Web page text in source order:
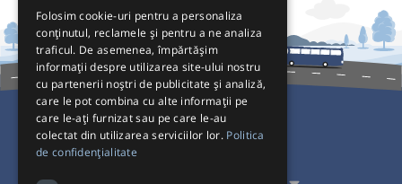
Pentru Călători
Folosim cookie-uri pentru a personaliza
conținutul, reclamele și pentru a ne analiza
traficul. De asemenea, împărtășim
informații despre utilizarea site-ului nostru
cu partenerii noștri de publicitate și analiză,
care le pot combina cu alte informații pe
care le-ați furnizat sau pe care le-au
colectat din utilizarea serviciilor lor. Politica
de confidențialitate